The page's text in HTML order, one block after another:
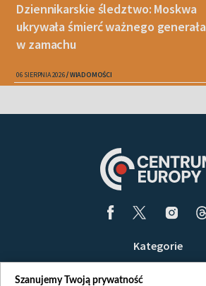
Dziennikarskie śledztwo: Moskwa
ukrywała śmierć ważnego generała
w zamachu
06 SIERPNIA 2026 WIADOMOŚCI
Kategorie
Szanujemy Twoją prywatność